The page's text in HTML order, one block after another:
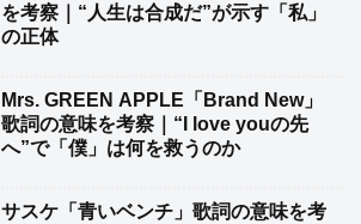
を考察｜“人生は合成だ”が示す「私」
の正体
Mrs. GREEN APPLE「Brand New」
歌詞の意味を考察｜“I love youの先
へ”で「僕」は何を救うのか
サスケ「青いベンチ」歌詞の意味を考